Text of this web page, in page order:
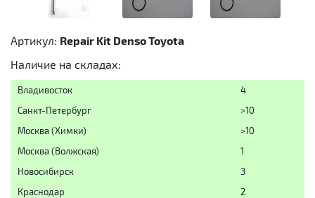
Артикул: Repair Kit Denso Toyota
Наличие на складах:
Владивосток
4
Санкт-Петербург
>10
Москва (Химки)
>10
Москва (Волжская)
1
Новосибирск
3
Краснодар
2